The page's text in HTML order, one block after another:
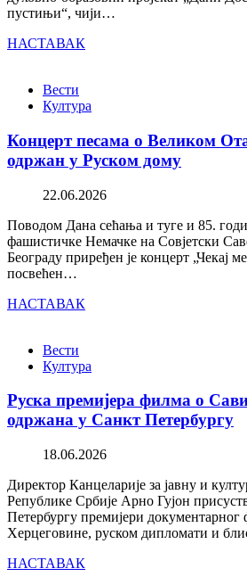
пустињи“, чији…
НАСТАВАК
Вести
Култура
Концерт песама о Великом
одржан у Руском дому
22.06.2026
Поводом Дана сећања и туге и 85.
фашистичке Немачке на Совјетски
Београду приређен је концерт „Чекај
посвећен…
НАСТАВАК
Вести
Култура
Руска премијера филма о
одржана у Санкт Петербургу
18.06.2026
Директор Канцеларије за јавну и
Републике Србије Арно Гујон
Петербургу премијери
Херцеговине, руском дипломати и
НАСТАВАК